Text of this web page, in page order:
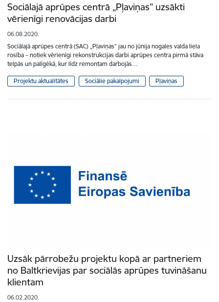
Sociālajā aprūpes centrā „Pļaviņas” uzsākti
vērienīgi renovācijas darbi
06.08.2020.
Sociālajā aprūpes centrā (SAC) „Pļaviņas” jau no jūnija nogales valda liela
rosība – notiek vērienīgi rekonstrukcijas darbi aprūpes centra pirmā stāva
telpās un palīgēkā, kur līdz remontam darbojās…
Projektu aktualitātes Sociālie pakalpojumi Pļaviņas
Uzsāk pārrobežu projektu kopā ar partneriem
no Baltkrievijas par sociālās aprūpes tuvināšanu
klientam
06.02.2020.